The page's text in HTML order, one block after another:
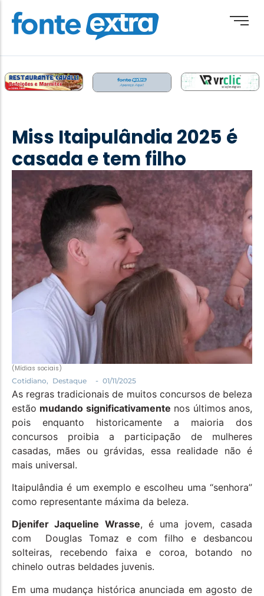
Destaque
Esporte
Obituário
Paraguai
Paraná
Política
Santa Helena e Região
Saúde e Bem-Estar
Miss Itaipulândia 2025 é
casada e tem filho
(Mídias sociais)
Cotidiano, Destaque - 01/11/2025
As regras tradicionais de muitos concursos de beleza
estão mudando significativamente nos últimos anos,
pois enquanto historicamente a maioria dos
concursos proibia a participação de mulheres
casadas, mães ou grávidas, essa realidade não é
mais universal.
Itaipulândia é um exemplo e escolheu uma “senhora”
como representante máxima da beleza.
Djenifer Jaqueline Wrasse, é uma jovem, casada
com Douglas Tomaz e com filho e desbancou
solteiras, recebendo faixa e coroa, botando no
chinelo outras beldades juvenis.
Em uma mudança histórica anunciada em agosto de